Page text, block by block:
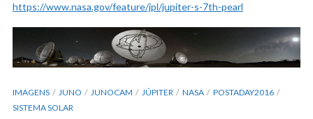
https://www.nasa.gov/feature/jpl/jupiter-s-7th-pearl
IMAGENS JUNO JUNOCAM JÚPITER NASA
POSTADAY2016
SISTEMA SOLAR